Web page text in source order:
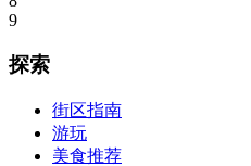
9
探索
街区指南
游玩
美食推荐